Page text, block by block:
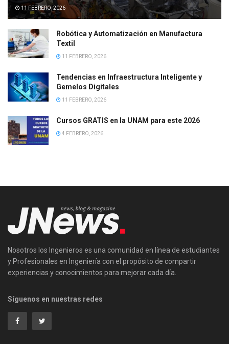
11 FEBRERO, 2026
Robótica y Automatización en Manufactura
Textil
11 FEBRERO, 2026
Tendencias en Infraestructura Inteligente y
Gemelos Digitales
11 FEBRERO, 2026
Cursos GRATIS en la UNAM para este 2026
4 FEBRERO, 2026
Nosotros los Ingenieros es una comunidad en línea de estudiantes
y Profesionales en Ingeniería con el propósito de compartir
experiencias y conocimientos para mejorar cada día.
Síguenos en nuestras redes